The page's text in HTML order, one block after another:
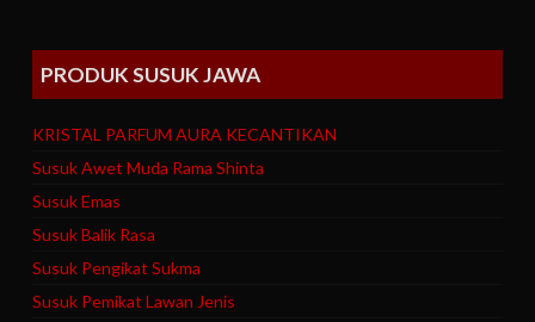
PRODUK SUSUK JAWA
KRISTAL PARFUM AURA KECANTIKAN
Susuk Awet Muda Rama Shinta
Susuk Emas
Susuk Balik Rasa
Susuk Pengikat Sukma
Susuk Pemikat Lawan Jenis